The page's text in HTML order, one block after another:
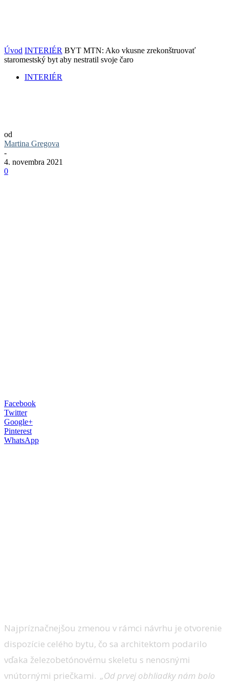
Úvod INTERIÉR BYT MTN: Ako vkusne zrekonštruovať
staromestský byt aby nestratil svoje čaro
INTERIÉR
od
Martina Gregova
-
4. novembra 2021
0
Facebook
Twitter
Google+
Pinterest
WhatsApp
Najpríznačnejšou zmenou v rámci návrhu je otvorenie
dispozície celého bytu, čo sa architektom podarilo
vďaka železobetónovému skeletu s nenosnými
vnútornými priečkami. „Od prvej obhliadky nám bolo